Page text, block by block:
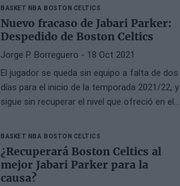
BASKET NBA BOSTON CELTICS
Nuevo fracaso de Jabari Parker:
Despedido de Boston Celtics
Jorge P. Borreguero - 18 Oct 2021
El jugador se queda sin equipo a falta de dos
días para el inicio de la temporada 2021/22, y
sigue sin recuperar el nivel que ofreció en el
BASKET NBA BOSTON CELTICS
¿Recuperará Boston Celtics al
mejor Jabari Parker para la
causa?